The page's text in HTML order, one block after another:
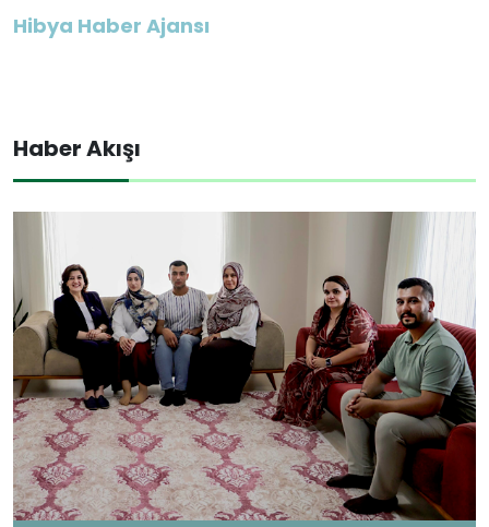
Hibya Haber Ajansı
Haber Akışı